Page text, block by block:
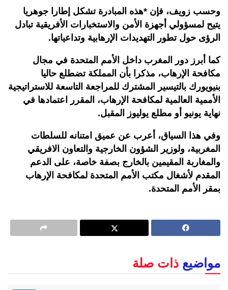
وحسب زويف، فإن *هذه المبادرة تشكل إطارا جوهريا
يتيح لمسؤولي أجهزة الأمن والاستخبارات الأفريقية تبادل
الرؤى حول تطور التهديدات الإرهابية وتداعياتها.
كما أبرز دور المغرب داخل الأمم المتحدة في مجال
مكافحة الإرهاب، مذكرا بأن المملكة تضطلع حاليا
بنيويورك بالتيسير المشترك للمراجعة التاسعة للاستراتيجية
الأممية العالمية لمكافحة الإرهاب، المقرر اعتمادها في
نهاية يونيو أو مطلع يوليوز المقبل.
وفي هذا السياق، أعرب عن عميق امتنانه للسلطات
المغربية، ولوزير الشؤون الخارجية والتعاون الافريقي
والمغاربة المقيمين بالخارج بصفة خاصة، على الدعم
المقدم لأشغال مكتب الأمم المتحدة لمكافحة الإرهاب
بمقر الأمم المتحدة.
مواضيع ذات صلة